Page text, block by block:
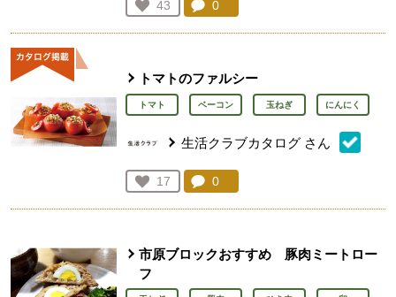
お気に入り登録：
43
人が登録
コメント：
0
トマトのファルシー
トマト ベーコン 玉ねぎ にんにく
生活クラブカタログ さん
お気に入り登録：
17
人が登録
コメント：
0
市原ブロックおすすめ 豚肉ミートロー
フ